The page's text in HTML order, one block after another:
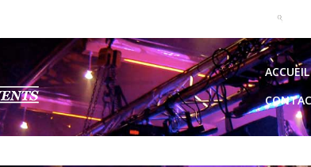
09 51 99 93 62 / 06 69 10 44 21
ACCUEIL